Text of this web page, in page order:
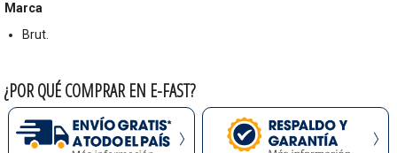
Marca
Brut.
¿POR QUÉ COMPRAR EN E-FAST?